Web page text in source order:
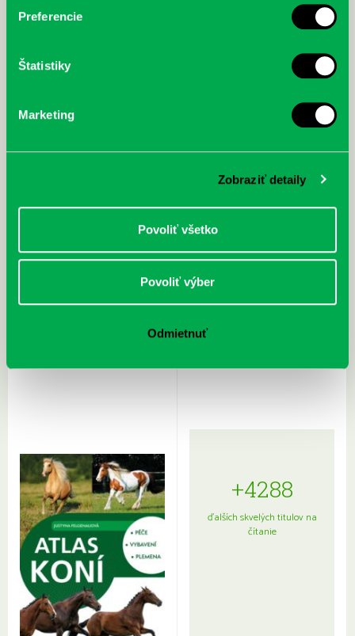
Preferencie
Štatistiky
Marketing
Zobraziť detaily
Povoliť všetko
Povoliť výber
Odmietnuť
Prvá biografia najväčšieho
cyklistu modernej doby:
Rudź, Przemyslaw: Atlas hviezd:
Hardy, Paula: Japonsko na tanieri:
+4288
ďalších skvelých titulov na
čítanie